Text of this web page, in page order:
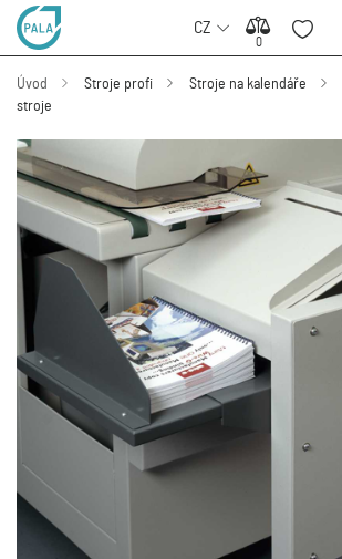
CZ
0
0
Úvod Stroje profi Stroje na kalendáře
stroje